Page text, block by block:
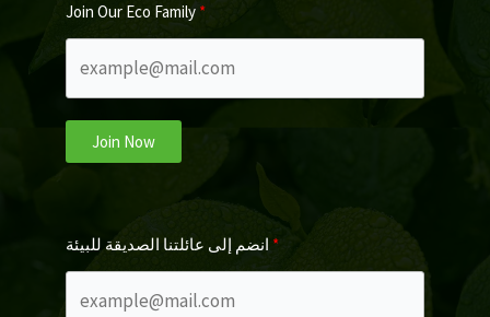
Join Our Eco Family
Join Now
انضم إلى عائلتنا الصديقة للبيئة